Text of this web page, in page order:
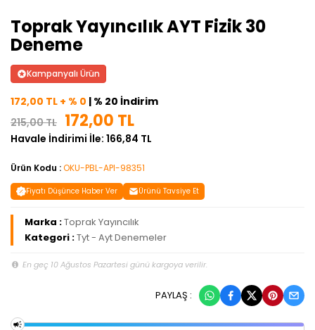
Toprak Yayıncılık AYT Fizik 30
Deneme
Kampanyalı Ürün
172,00 TL + % 0 | % 20 İndirim
215,00 TL 172,00 TL
Havale İndirimi İle: 166,84 TL
Ürün Kodu :OKU-PBL-API-98351
Fiyatı Düşünce Haber Ver Ürünü Tavsiye Et
Marka :Toprak Yayıncılık
Kategori :Tyt - Ayt Denemeler
En geç 10 Ağustos Pazartesi günü kargoya verilir.
PAYLAŞ :